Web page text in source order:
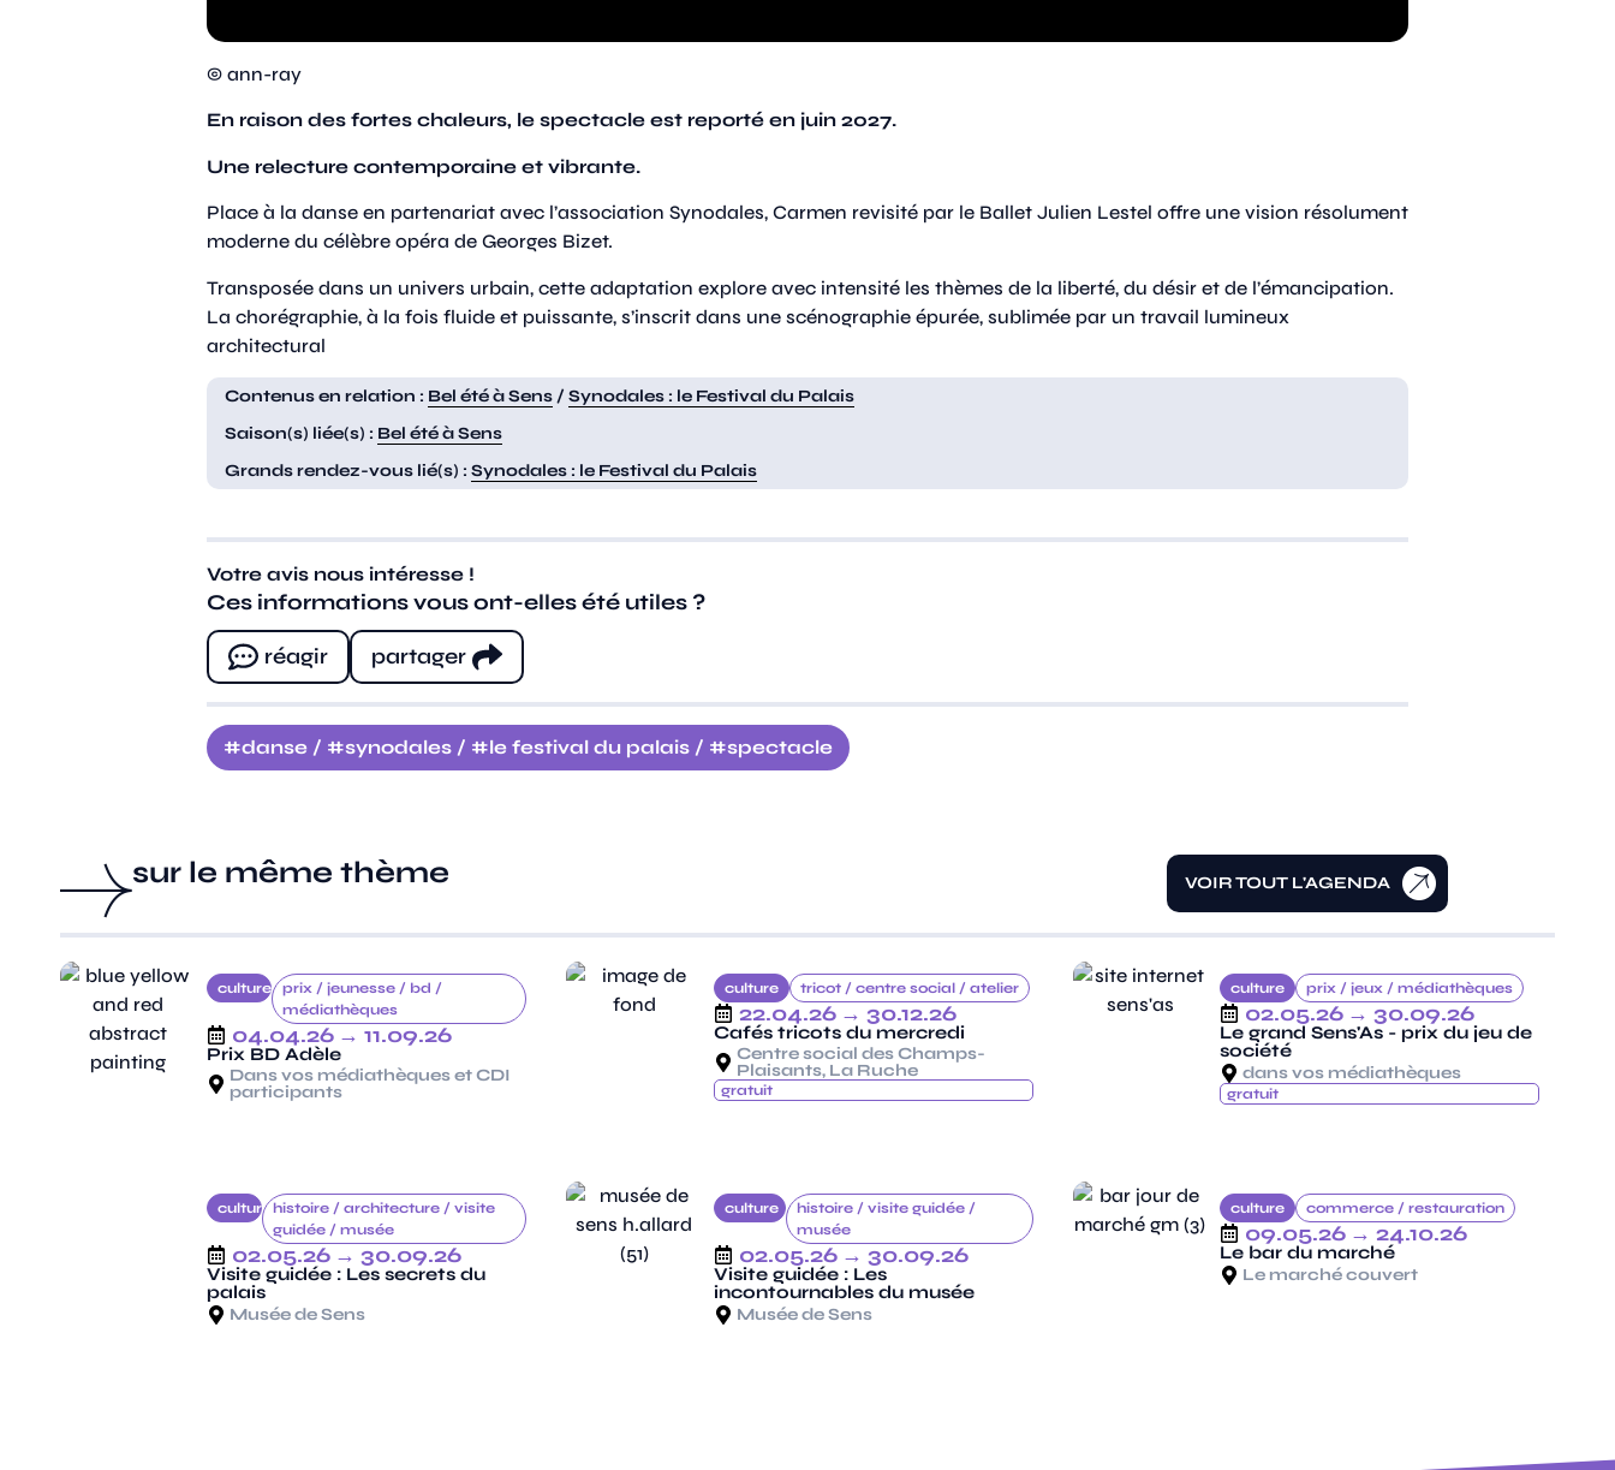
© ann-ray
En raison des fortes chaleurs, le spectacle est reporté en juin 2027.
Une relecture contemporaine et vibrante.
Place à la danse en partenariat avec l’association Synodales, Carmen revisité par le Ballet Julien Lestel offre une vision résolument
moderne du célèbre opéra de Georges Bizet.
Transposée dans un univers urbain, cette adaptation explore avec intensité les thèmes de la liberté, du désir et de l’émancipation.
La chorégraphie, à la fois fluide et puissante, s’inscrit dans une scénographie épurée, sublimée par un travail lumineux
architectural
Contenus en relation : Bel été à Sens / Synodales : le Festival du Palais
Saison(s) liée(s) : Bel été à Sens
Grands rendez-vous lié(s) : Synodales : le Festival du Palais
Votre avis nous intéresse !
Ces informations vous ont-elles été utiles ?
réagir partager
danse / synodales / le festival du palais / spectacle
sur le même thème VOIR TOUT L'AGENDA
culture prix / jeunesse / bd /
médiathèques
04.04.26 → 11.09.26
Prix BD Adèle
Dans vos médiathèques et CDI
participants
culture tricot / centre social / atelier
22.04.26 → 30.12.26
Cafés tricots du mercredi
Centre social des Champs-
Plaisants, La Ruche
gratuit
culture prix /jeux /médiathèques
02.05.26 → 30.09.26
Le grand Sens'As - prix du jeu de
société
dans vos médiathèques
gratuit
culture histoire / architecture / visite
guidée / musée
02.05.26 → 30.09.26
Visite guidée : Les secrets du
palais
Musée de Sens
culture histoire /visite guidée /
musée
02.05.26 → 30.09.26
Visite guidée : Les
incontournables du musée
Musée de Sens
culture commerce /restauration
09.05.26 → 24.10.26
Le bar du marché
Le marché couvert